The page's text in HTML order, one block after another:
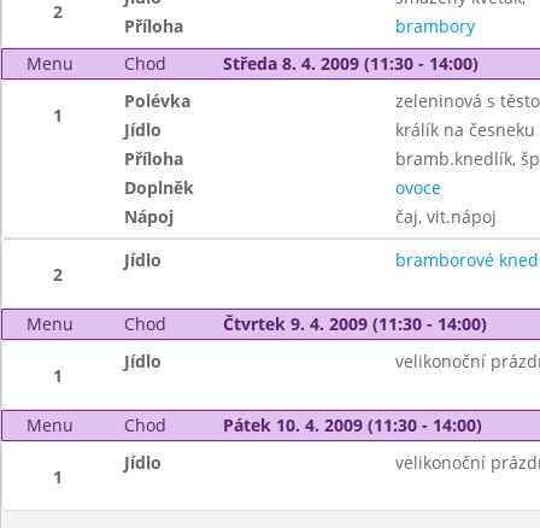
2
Příloha
brambory
Menu
Chod Středa 8. 4. 2009 (11:30 - 14:00)
1
Polévka
zeleninová s
Jídlo
králík na česneku
Příloha
bramb.knedlík,
Doplněk
ovoce
Nápoj
čaj, vit.nápoj
2
Jídlo bramborové
Menu Chod Čtvrtek 9. 4. 2009 (11:30 - 14:00)
1
Jídlo velikonoční
Menu Chod Pátek 10. 4. 2009 (11:30 - 14:00)
1
Jídlo velikonoční